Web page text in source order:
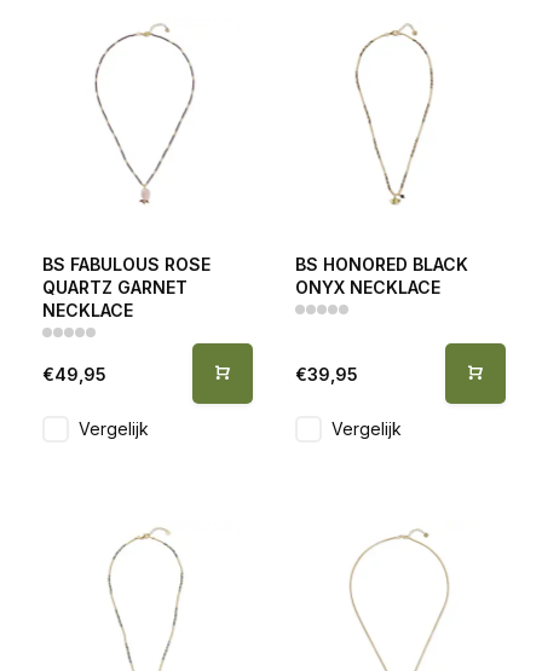
BS FABULOUS ROSE
QUARTZ GARNET
NECKLACE
€49,95
Vergelijk
BS HONORED BLACK
ONYX NECKLACE
€39,95
Vergelijk